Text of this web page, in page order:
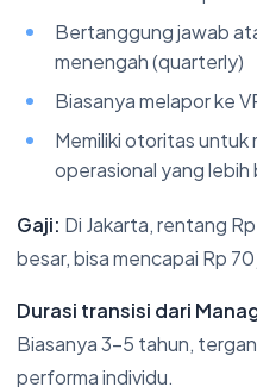
Bertanggung jawab
menengah (quarterly)
Biasanya melapor ke
Memiliki otoritas untuk
operasional yang lebih
Gaji: Di Jakarta, rentang
besar, bisa mencapai Rp
Durasi transisi dari
Biasanya 3-5 tahun,
performa individu.